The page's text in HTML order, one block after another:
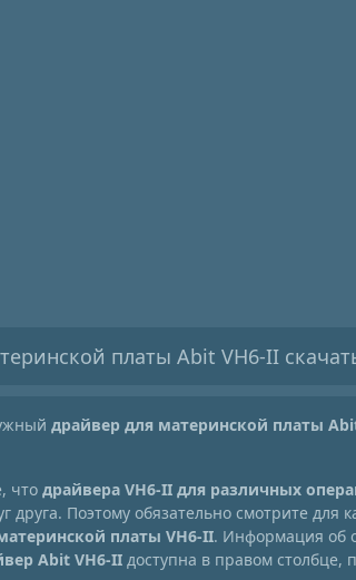
платы Abit VH6-II
драйвер для материнской платы
что драйвера VH6-II для различных
друга. Поэтому обязательно смотрите
платы VH6-II. Информация об
Abit VH6-II доступна в правом столбце,